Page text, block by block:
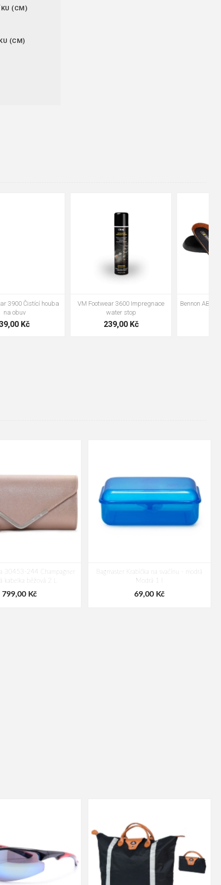
(CM)
(CM)
VM Footwear 3600 Impregnace
Bennon ABSORBA XTR ESD vložka
41
30453-244 Champagner
kabelka béžová 2 L
799,00 Kč
Bagmaster Krabička na svačinu - modrá
Modrá 1 l
69,00 Kč